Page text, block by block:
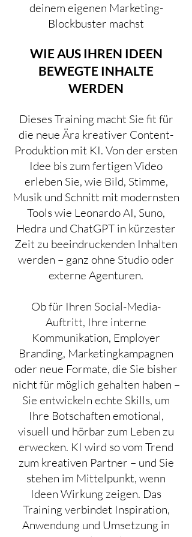
deinem eigenen Marketing-
Blockbuster machst
WIE AUS IHREN IDEEN
BEWEGTE INHALTE
WERDEN
Dieses Training macht Sie fit für
die neue Ära kreativer Content-
Produktion mit KI. Von der ersten
Idee bis zum fertigen Video
erleben Sie, wie Bild, Stimme,
Musik und Schnitt mit modernsten
Tools wie Leonardo AI, Suno,
Hedra und ChatGPT in kürzester
Zeit zu beeindruckenden Inhalten
werden – ganz ohne Studio oder
externe Agenturen.
Ob für Ihren Social-Media-
Auftritt, Ihre interne
Kommunikation, Employer
Branding, Marketingkampagnen
oder neue Formate, die Sie bisher
nicht für möglich gehalten haben –
Sie entwickeln echte Skills, um
Ihre Botschaften emotional,
visuell und hörbar zum Leben zu
erwecken. KI wird so vom Trend
zum kreativen Partner – und Sie
stehen im Mittelpunkt, wenn
Ideen Wirkung zeigen. Das
Training verbindet Inspiration,
Anwendung und Umsetzung in